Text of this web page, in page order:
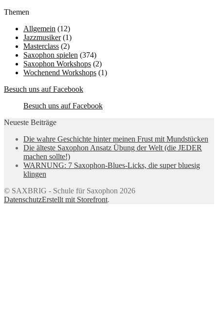
Themen
Allgemein (12)
Jazzmusiker(1)
Masterclass (2)
Saxophon spielen (374)
Saxophon Workshops (2)
Wochenend Workshops (1)
Besuch uns auf Facebook
Besuch uns auf Facebook
Neueste Beiträge
Die wahre Geschichte hinter meinen Frust mit Mundstücken
Die älteste Saxophon Ansatz Übung der Welt (die JEDER
machen sollte!)
WARNUNG: 7 Saxophon-Blues-Licks, die super bluesig
klingen
© SAXBRIG - Schule für Saxophon 2026
DatenschutzErstellt mit Storefront.